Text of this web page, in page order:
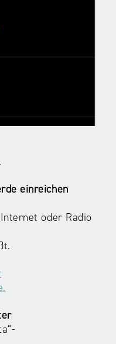
einreichen
oder Radio